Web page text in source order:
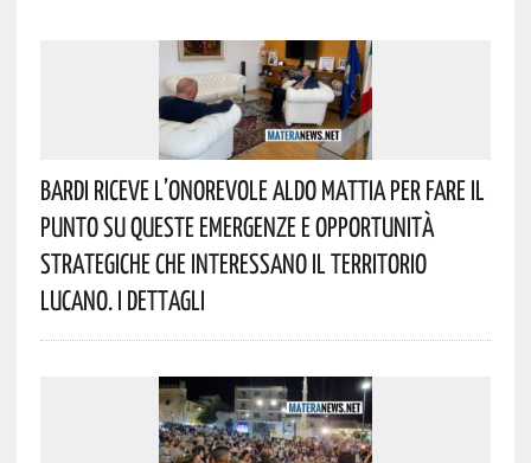
Bardi Riceve L’onorevole Aldo Mattia Per Fare Il
Punto Su Queste Emergenze E Opportunità
Strategiche Che Interessano Il Territorio
Lucano. I Dettagli